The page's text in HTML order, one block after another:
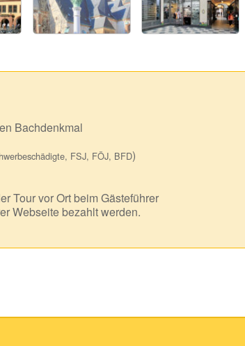
Bachdenkmal
FSJ, FÖJ, BFD)
Tour vor Ort beim Gästeführer
Webseite bezahlt werden.